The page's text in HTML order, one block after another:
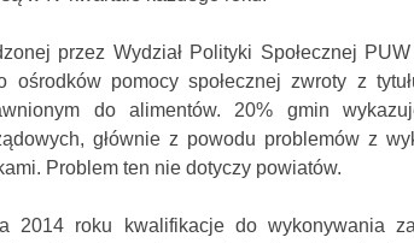
przez Wydział Polityki Społecznej
ośrodków pomocy społecznej zwroty z
do alimentów. 20% gmin
głównie z powodu problemów z
Problem ten nie dotyczy powiatów.
2014 roku kwalifikacje do wykonywania